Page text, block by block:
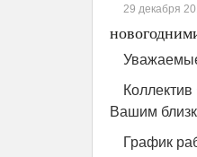
29 декабря
Вашим
График